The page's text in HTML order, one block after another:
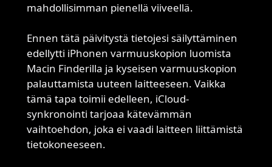
mahdollisimman pienellä viiveellä.
Ennen tätä päivitystä tietojesi säilyttäminen
edellytti iPhonen varmuuskopion luomista
Macin Finderilla ja kyseisen varmuuskopion
palauttamista uuteen laitteeseen. Vaikka
tämä tapa toimii edelleen, iCloud-
synkronointi tarjoaa kätevämmän
vaihtoehdon, joka ei vaadi laitteen liittämistä
tietokoneeseen.